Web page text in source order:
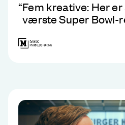
“Fem kreative: Her
værste Super Bowl-